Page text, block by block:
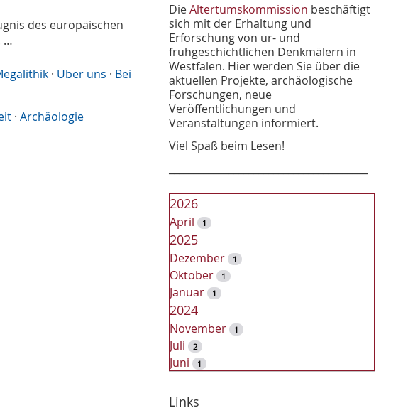
des europäischen
…
· Über uns · Bei
·Archäologie
DieAltertumskommission beschäftigt
sich mit der Erhaltung und
Erforschung von ur- und
frühgeschichtlichen Denkmälern in
Westfalen. Hier werden Sie über die
aktuellen Projekte, archäologische
Forschungen, neue
Veröffentlichungen und
Veranstaltungen informiert.
Viel Spaß beim Lesen!
2026
April 1
2025
Dezember 1
Oktober 1
Januar 1
2024
November 1
Juli 2
Juni 1
Dezember
Links